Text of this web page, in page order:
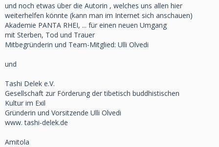
und noch etwas über die Autorin , welches uns allen hier
weiterhelfen könnte (kann man im Internet sich anschauen)
Akademie PANTA RHEI, ... für einen neuen Umgang
mit Sterben, Tod und Trauer
Mitbegründerin und Team-Mitglied: Ulli Olvedi
und
Tashi Delek e.V.
Gesellschaft zur Förderung der tibetisch buddhistischen
Kultur im Exil
Gründerin und Vorsitzende Ulli Olvedi
www. tashi-delek.de
Amitola